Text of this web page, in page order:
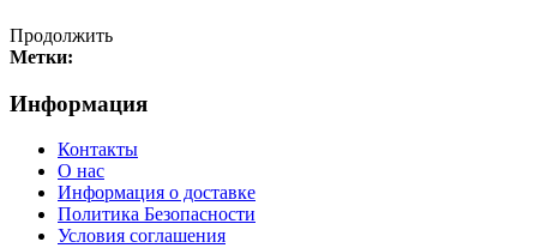
Продолжить
Метки:
Информация
Контакты
О нас
Информация о доставке
Политика Безопасности
Условия соглашения